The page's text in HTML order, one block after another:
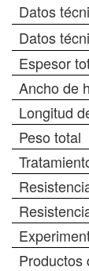
Datos
Datos
Espesor
Ancho de
Longitud
Peso total
Productos